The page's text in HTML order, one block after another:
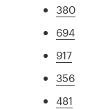
380
694
917
356
481